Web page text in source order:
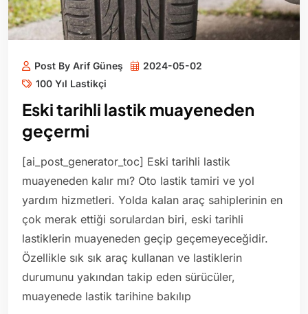
Post By Arif Güneş
2024-05-02
100 Yıl Lastikçi
Eski tarihli lastik muayeneden
geçermi
[ai_post_generator_toc] Eski tarihli lastik
muayeneden kalır mı? Oto lastik tamiri ve yol
yardım hizmetleri. Yolda kalan araç sahiplerinin en
çok merak ettiği sorulardan biri, eski tarihli
lastiklerin muayeneden geçip geçemeyeceğidir.
Özellikle sık sık araç kullanan ve lastiklerin
durumunu yakından takip eden sürücüler,
muayenede lastik tarihine bakılıp